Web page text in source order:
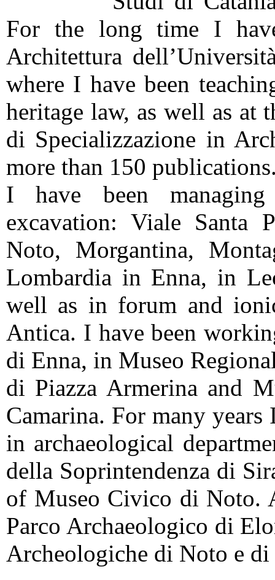
For the long time I
Architettura
where I have been
heritage law, as well as at
di Specializzazione in
more than 150
I have been
excavation: Viale Santa
Noto, Morgantina,
Lombardia in Enna, in
well as in forum and
Antica. I have been
di Enna, in Museo
di Piazza Armerina and
Camarina. For many
in archaeological
della Soprintendenza di
of Museo Civico di Noto.
Parco Archaeologico di
Archeologiche di Noto e